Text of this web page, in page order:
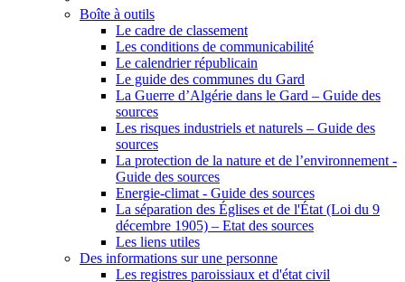
Boîte à outils
Le cadre de classement
Les conditions de communicabilité
Le calendrier républicain
Le guide des communes du Gard
La Guerre d’Algérie dans le Gard – Guide des
sources
Les risques industriels et naturels – Guide des
sources
La protection de la nature et de l’environnement -
Guide des sources
Energie-climat - Guide des sources
La séparation des Églises et de l'État (Loi du 9
décembre 1905) – Etat des sources
Les liens utiles
Des informations sur une personne
Les registres paroissiaux et d'état civil